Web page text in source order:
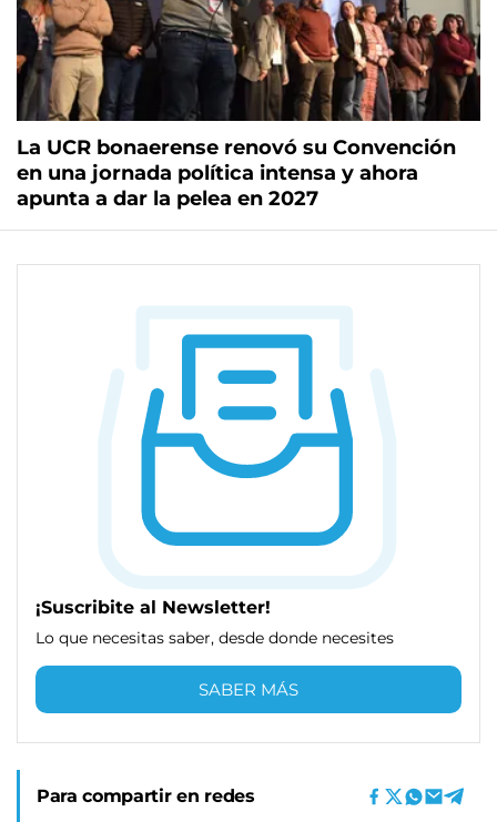
La UCR bonaerense renovó su Convención
en una jornada política intensa y ahora
apunta a dar la pelea en 2027
¡Suscribite al Newsletter!
Lo que necesitas saber, desde donde necesites
SABER MÁS
Para compartir en redes